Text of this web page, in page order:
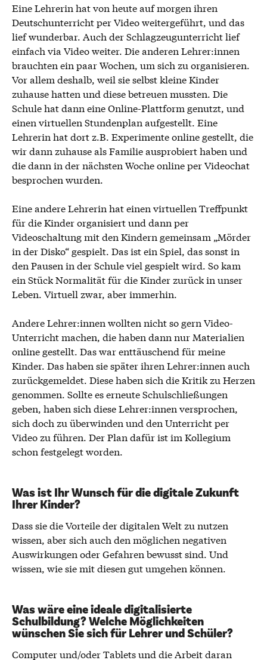
Eine Lehrerin hat von heute auf morgen ihren
Deutschunterricht per Video weitergeführt, und das
lief wunderbar. Auch der Schlagzeugunterricht lief
einfach via Video weiter. Die anderen Lehrer:innen
brauchten ein paar Wochen, um sich zu organisieren.
Vor allem deshalb, weil sie selbst kleine Kinder
zuhause hatten und diese betreuen mussten. Die
Schule hat dann eine Online-Plattform genutzt, und
einen virtuellen Stundenplan aufgestellt. Eine
Lehrerin hat dort z.B. Experimente online gestellt, die
wir dann zuhause als Familie ausprobiert haben und
die dann in der nächsten Woche online per Videochat
besprochen wurden.
Eine andere Lehrerin hat einen virtuellen Treffpunkt
für die Kinder organisiert und dann per
Videoschaltung mit den Kindern gemeinsam „Mörder
in der Disko“ gespielt. Das ist ein Spiel, das sonst in
den Pausen in der Schule viel gespielt wird. So kam
ein Stück Normalität für die Kinder zurück in unser
Leben. Virtuell zwar, aber immerhin.
Andere Lehrer:innen wollten nicht so gern Video-
Unterricht machen, die haben dann nur Materialien
online gestellt. Das war enttäuschend für meine
Kinder. Das haben sie später ihren Lehrer:innen auch
zurückgemeldet. Diese haben sich die Kritik zu Herzen
genommen. Sollte es erneute Schulschließungen
geben, haben sich diese Lehrer:innen versprochen,
sich doch zu überwinden und den Unterricht per
Video zu führen. Der Plan dafür ist im Kollegium
schon festgelegt worden.
Was ist Ihr Wunsch für die digitale Zukunft
Ihrer Kinder?
Dass sie die Vorteile der digitalen Welt zu nutzen
wissen, aber sich auch den möglichen negativen
Auswirkungen oder Gefahren bewusst sind. Und
wissen, wie sie mit diesen gut umgehen können.
Was wäre eine ideale digitalisierte
Schulbildung? Welche Möglichkeiten
wünschen Sie sich für Lehrer und Schüler?
Computer und/oder Tablets und die Arbeit daran